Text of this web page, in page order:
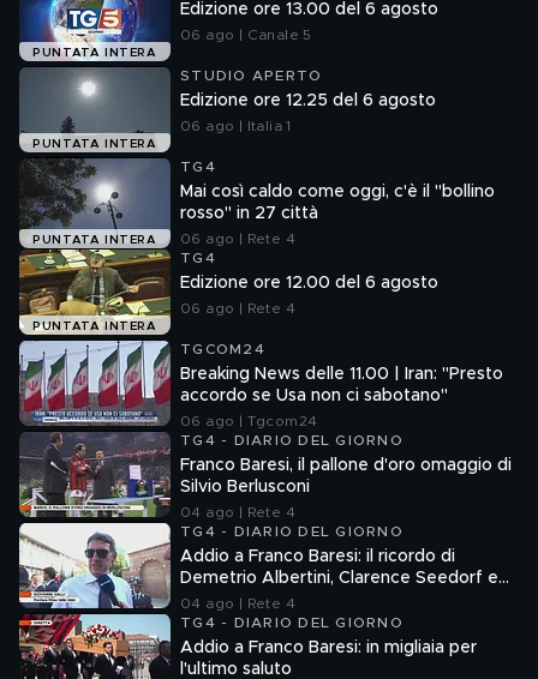
PUNTATA INTERA
Edizione ore 13.00 del 6 agosto
06 ago | Canale 5
PUNTATA INTERA
STUDIO APERTO
Edizione ore 12.25 del 6 agosto
06 ago | Italia 1
PUNTATA INTERA
TG4
Mai così caldo come oggi, c'è il "bollino
rosso" in 27 città
06 ago | Rete 4
PUNTATA INTERA
TG4
Edizione ore 12.00 del 6 agosto
06 ago | Rete 4
TGCOM24
Breaking News delle 11.00 | Iran: "Presto
accordo se Usa non ci sabotano"
06 ago | Tgcom24
TG4 - DIARIO DEL GIORNO
Franco Baresi, il pallone d'oro omaggio di
Silvio Berlusconi
04 ago | Rete 4
TG4 - DIARIO DEL GIORNO
Addio a Franco Baresi: il ricordo di
Demetrio Albertini, Clarence Seedorf e
Giovanni Galli
04 ago | Rete 4
TG4 - DIARIO DEL GIORNO
Addio a Franco Baresi: in migliaia per
l'ultimo saluto